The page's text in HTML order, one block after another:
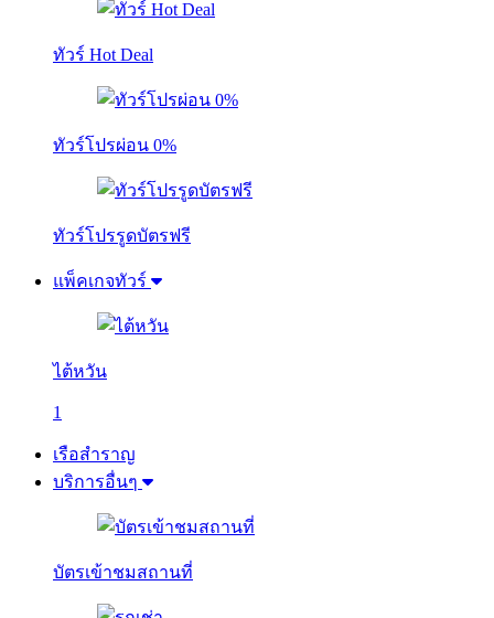
ทัวร์ Hot Deal
ทัวร์โปรผ่อน 0%
ทัวร์โปรรูดบัตรฟรี
แพ็คเกจทัวร์
ไต้หวัน
1
เรือสำราญ
บริการอื่นๆ
บัตรเข้าชมสถานที่